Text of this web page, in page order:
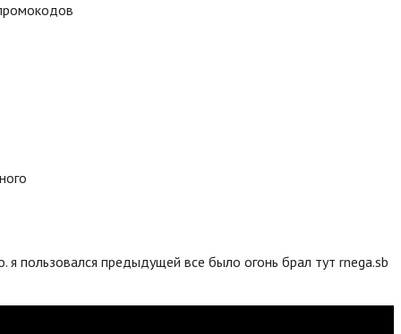
пользовался предыдущей все было огонь брал тут rnega.sb